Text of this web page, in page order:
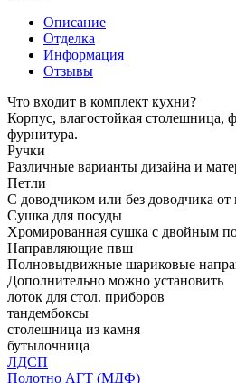
Описание
Отделка
Информация
Отзывы
Что входит в комплект кухни?
Корпус, влагостойкая столешница,
фурнитура.
Ручки
Различные варианты дизайна и
Петли
С доводчиком или без доводчика
Сушка для посуды
Хромированная сушка с двойным
Направляющие пвш
Полновыдвижные шариковые
Дополнительно можно установить
лоток для стол. приборов
тандембоксы
столешница из камня
бутылочница
ЛДСП
Полотно АГТ (МДФ)